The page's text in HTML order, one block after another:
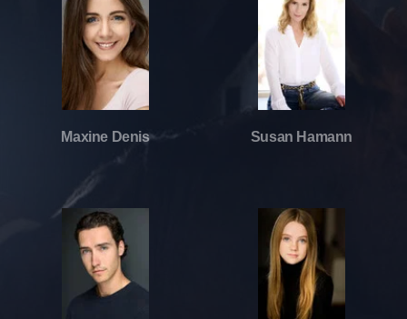
Maxine Denis Susan Hamann